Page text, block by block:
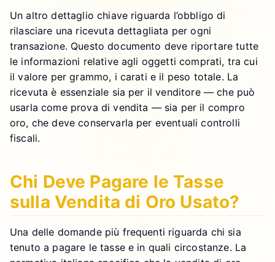
Un altro dettaglio chiave riguarda l’obbligo di
rilasciare una ricevuta dettagliata per ogni
transazione. Questo documento deve riportare tutte
le informazioni relative agli oggetti comprati, tra cui
il valore per grammo, i carati e il peso totale. La
ricevuta è essenziale sia per il venditore — che può
usarla come prova di vendita — sia per il compro
oro, che deve conservarla per eventuali controlli
fiscali.
Chi Deve Pagare le Tasse
sulla Vendita di Oro Usato?
Una delle domande più frequenti riguarda chi sia
tenuto a pagare le tasse e in quali circostanze. La